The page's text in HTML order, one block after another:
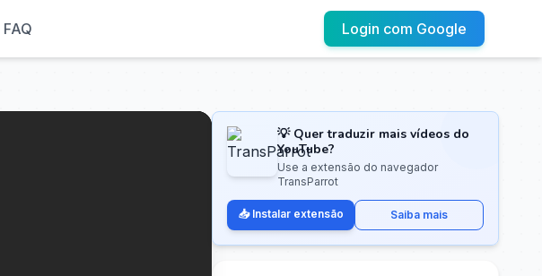
FAQ Login com Google
💡 Quer traduzir mais vídeos do
YouTube?
Use a extensão do navegador
TransParrot
📥 Instalar extensão Saiba mais